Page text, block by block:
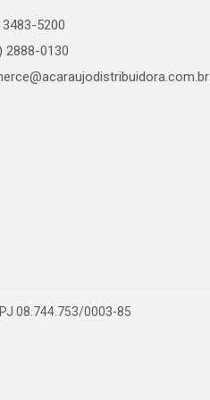
5200
2888-0130
08.744.753/0003-85